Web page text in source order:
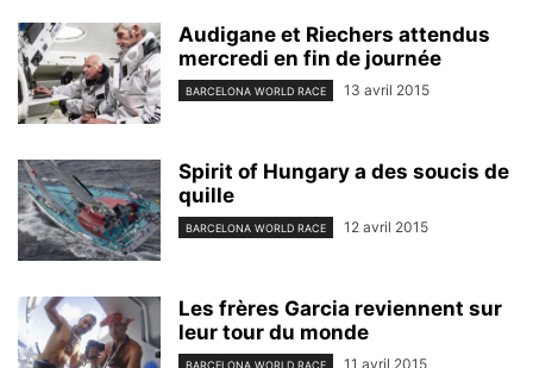
Audigane et Riechers attendus
mercredi en fin de journée
BARCELONA WORLD RACE 13 avril 2015
Spirit of Hungary a des soucis de
quille
BARCELONA WORLD RACE 12 avril 2015
Les frères Garcia reviennent sur
leur tour du monde
11 avril 2015